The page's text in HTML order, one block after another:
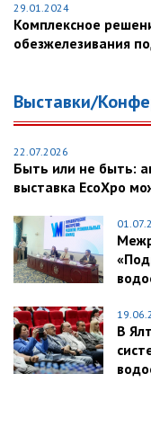
29.01.2024
Комплексное
обезжелезивания
Выставки/
22.07.2026
Быть или не быть:
выставка EcoXpo
В